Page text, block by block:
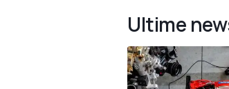
Ultime